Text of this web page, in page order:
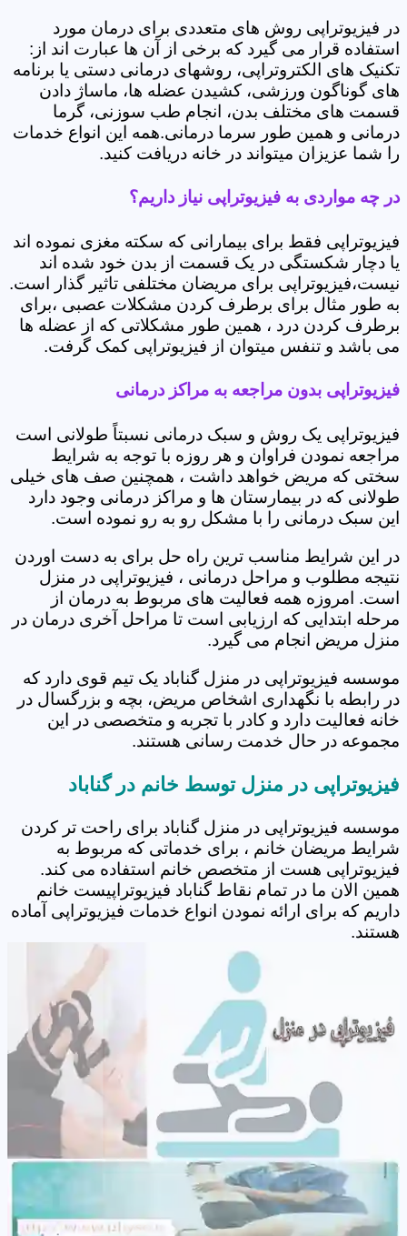
در فیزیوتراپی روش های متعددی برای درمان مورد
استفاده قرار می گیرد که برخی از آن ها عبارت اند از:
تکنیک های الکتروتراپی، روشهای درمانی دستی یا برنامه
های گوناگون ورزشی، کشیدن عضله ها، ماساژ دادن
قسمت های مختلف بدن، انجام طب سوزنی، گرما
درمانی و همین طور سرما درمانی.همه این انواع خدمات
را شما عزیزان میتواند در خانه دریافت کنید.
در چه مواردی به فیزیوتراپی نیاز داریم؟
فیزیوتراپی فقط برای بیمارانی که سکته مغزی نموده اند
یا دچار شکستگی در یک قسمت از بدن خود شده اند
نیست،فیزیوتراپی برای مریضان مختلفی تاثیر گذار است.
به طور مثال برای برطرف کردن مشکلات عصبی ،برای
برطرف کردن درد ، همین طور مشکلاتی که از عضله ها
می باشد و تنفس میتوان از فیزیوتراپی کمک گرفت.
فیزیوتراپی بدون مراجعه به مراکز درمانی
فیزیوتراپی یک روش و سبک درمانی نسبتاً طولانی است
مراجعه نمودن فراوان و هر روزه با توجه به شرایط
سختی که مریض خواهد داشت ، همچنین صف های خیلی
طولانی که در بیمارستان ها و مراکز درمانی وجود دارد
این سبک درمانی را با مشکل رو به رو نموده است.
در این شرایط مناسب ترین راه حل برای به دست اوردن
نتیجه مطلوب و مراحل درمانی ، فیزیوتراپی در منزل
است. امروزه همه فعالیت های مربوط به درمان از
مرحله ابتدایی که ارزیابی است تا مراحل آخری درمان در
منزل مریض انجام می گیرد.
موسسه فیزیوتراپی در منزل گناباد یک تیم قوی دارد که
در رابطه با نگهداری اشخاص مریض، بچه و بزرگسال در
خانه فعالیت دارد و کادر با تجربه و متخصصی در این
مجموعه در حال خدمت رسانی هستند.
فیزیوتراپی در منزل توسط خانم در گناباد
موسسه فیزیوتراپی در منزل گناباد برای راحت تر کردن
شرایط مریضان خانم ، برای خدماتی که مربوط به
فیزیوتراپی هست از متخصص خانم استفاده می کند.
همین الان ما در تمام نقاط گناباد فیزیوتراپیست خانم
داریم که برای ارائه نمودن انواع خدمات فیزیوتراپی آماده
هستند.